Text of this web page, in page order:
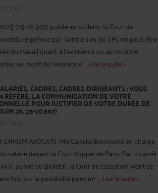
2026
(25-10.397) publié au bulletin, la Cour de
prévue par l’article 145 du CPC ne peut être
du travail quant à l'existence ou au nombre
au motif de l'existence ...Lire la suite >
CADRES, CADRES DIRIGEANTS : VOUS
LA COMMUNICATION DE VOTRE
POUR JUSTIFIER DE VOTRE DURÉE DE
26, 25-10.397)
2026
AVOCATS (Me Camille Bonhoure en charge
salarié devant la Cour d’appel de Paris. Par un arrêt
publié au Bulletin, la Cour de cassation vient se
fois, sur la possibilité pour un ...Lire la suite >